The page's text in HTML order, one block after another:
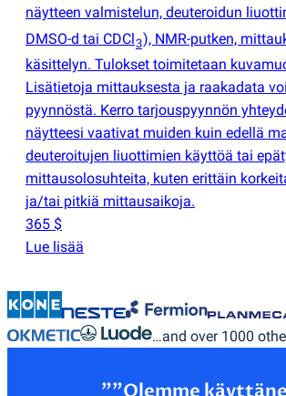
näytteen valmistelun, deuteroidun
DMSO-d tai CDCl3), NMR-putken,
käsittelyn. Tulokset toimitetaan
Lisätietoja mittauksesta ja raakadata
pyynnöstä. Kerro tarjouspyynnön
näytteesi vaativat muiden kuin edellä
deuteroitujen liuottimien käyttöä tai
mittausolosuhteita, kuten erittäin
ja/tai pitkiä mittausaikoja.
365 $
Lue lisää
…and over 1000